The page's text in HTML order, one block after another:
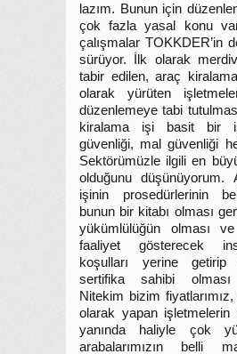
lazım. Bunun için
çok fazla yasal konu
çalışmalar TOKKDER’in
sürüyor. İlk olarak
tabir edilen, araç
olarak yürüten
düzenlemeye tabi
kiralama işi basit bir
güvenliği, mal güvenliği
Sektörümüzle ilgili en
olduğunu düşünüyorum.
işinin prosedürlerinin
bunun bir kitabı olması
yükümlülüğün olması
faaliyet gösterecek
koşulları yerine
sertifika sahibi olması
Nitekim bizim
olarak yapan işletmelerin
yanında haliyle çok
arabalarımızın belli